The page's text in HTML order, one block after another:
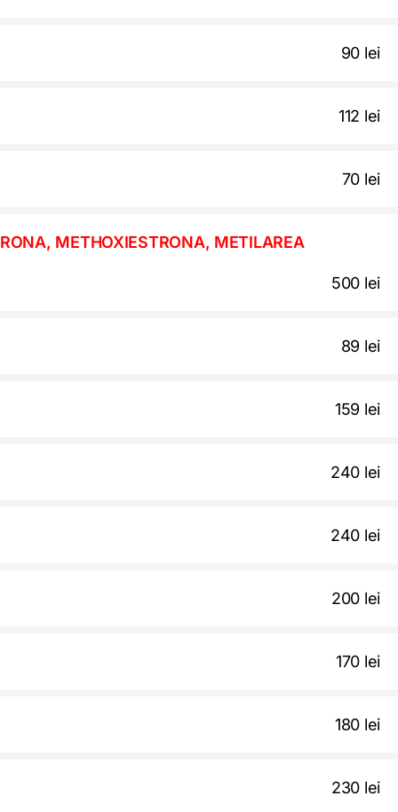
90 lei
112 lei
70 lei
METHOXIESTRONA, METILAREA
500 lei
89 lei
159 lei
240 lei
240 lei
200 lei
170 lei
180 lei
230 lei